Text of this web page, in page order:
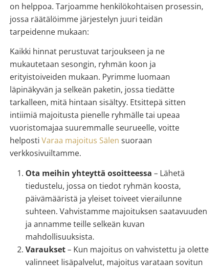
on helppoa. Tarjoamme henkilökohtaisen prosessin,
jossa räätälöimme järjestelyn juuri teidän
tarpeidenne mukaan:
Kaikki hinnat perustuvat tarjoukseen ja ne
mukautetaan sesongin, ryhmän koon ja
erityistoiveiden mukaan. Pyrimme luomaan
läpinäkyvän ja selkeän paketin, jossa tiedätte
tarkalleen, mitä hintaan sisältyy. Etsittepä sitten
intiimiä majoitusta pienelle ryhmälle tai upeaa
vuoristomajaa suuremmalle seurueelle, voitte
helposti Varaa majoitus Sälen suoraan
verkkosivuiltamme.
Ota meihin yhteyttä osoitteessa – Lähetä
tiedustelu, jossa on tiedot ryhmän koosta,
päivämääristä ja yleiset toiveet vierailunne
suhteen. Vahvistamme majoituksen saatavuuden
ja annamme teille selkeän kuvan
mahdollisuuksista.
Varaukset– Kun majoitus on vahvistettu ja olette
valinneet lisäpalvelut, majoitus varataan sovitun